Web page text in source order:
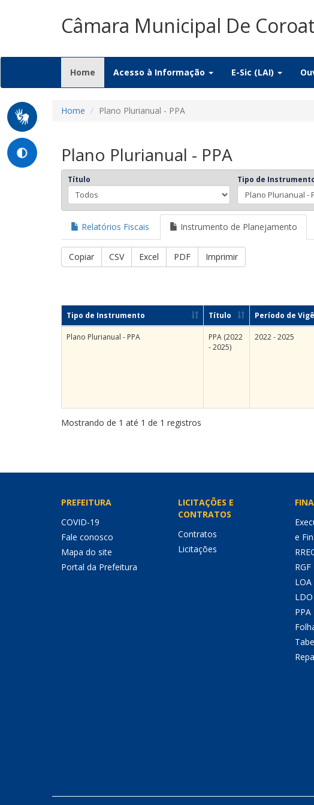
Câmara Municipal De
Home (current)
Acesso à Informação E-Sic (LAI)
Home Plano Plurianual - PPA
Plano Plurianual - PPA
Título Tipo de
Relatórios Fiscais Instrumento de Planejamento
Copiar CSV Excel PDF Imprimir
Tipo de Instrumento Título Período de
Plano Plurianual - PPA
PPA (2022
- 2025)
2022 - 2025
Mostrando de 1 até 1 de 1 registros
PREFEITURA
COVID-19
Fale conosco
Mapa do site
Portal da Prefeitura
LICITAÇÕES E
CONTRATOS
Contratos
Licitações
e
RGF
LOA
LDO
PPA